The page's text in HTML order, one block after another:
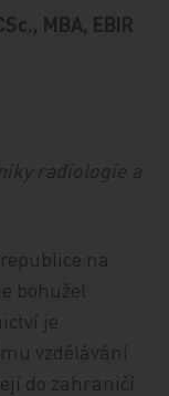
MBA, EBIR
radiologie a
na
bohužel
je
vzdělávání
do zahraničí